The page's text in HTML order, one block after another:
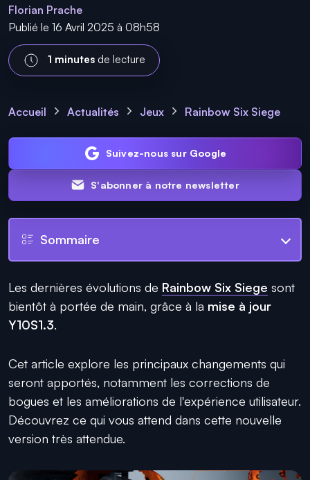
Florian Prache
Publié le 16 Avril 2025 à 08h58
1 minutes de lecture
Accueil Actualités Jeux Rainbow Six Siege
Suivez-nous sur Google
S'abonner à notre newsletter
Sommaire
Les dernières évolutions de Rainbow Six Siege sont
bientôt à portée de main, grâce à la mise à jour
Y10S1.3.
Cet article explore les principaux changements qui
seront apportés, notamment les corrections de
bogues et les améliorations de l'expérience utilisateur.
Découvrez ce qui vous attend dans cette nouvelle
version très attendue.